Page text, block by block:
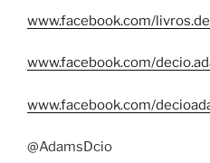
www.facebook.com/
www.facebook.com/
www.facebook.com/
@AdamsDcio